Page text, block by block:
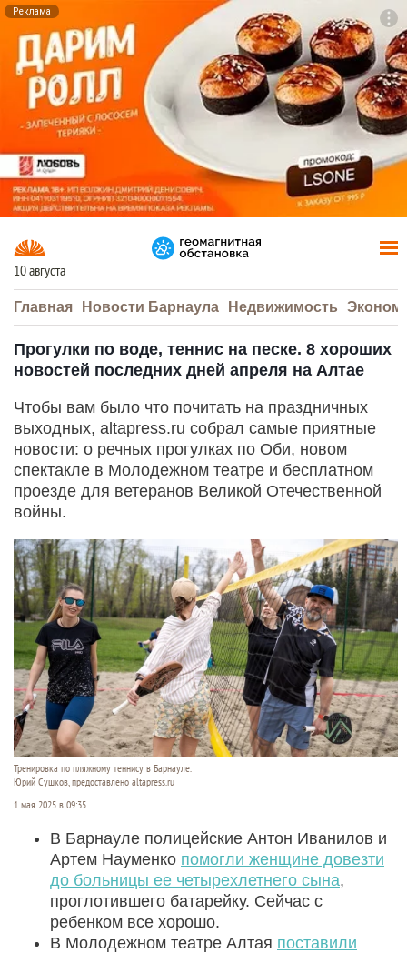
Реклама
10 августа
Главная Новости Барнаула Недвижимость
Прогулки по воде, теннис на песке. 8 хороших
новостей последних дней апреля на Алтае
Чтобы вам было что почитать на праздничных
выходных, altapress.ru собрал самые приятные
новости: о речных прогулках по Оби, новом
спектакле в Молодежном театре и бесплатном
проезде для ветеранов Великой Отечественной
войны.
Тренировка по пляжному теннису в Барнауле.
Юрий Сушков, предоставлено altapress.ru
1 мая 2025 в 09:35
В Барнауле полицейские Антон Иванилов и
Артем Науменко помогли женщине довезти
до больницы ее четырехлетнего сына,
проглотившего батарейку. Сейчас с
ребенком все хорошо.
В Молодежном театре Алтая поставили